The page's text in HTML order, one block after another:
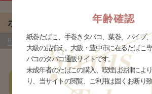
ポーチ
HOME »商品»ブランドグッズ ダンヒル»ポ
あ行 か行 さ行 た行 な行 は
年齢確認
紙巻たばこ、手巻きタバコ、葉巻、パイプ
大級の品揃え。大阪・豊中市に在るたばこ
バコのタバコ通販サイトです。
未成年者のたばこの購入、喫煙は法律によ
り、当サイトの閲覧、ご利用は固くお断り致